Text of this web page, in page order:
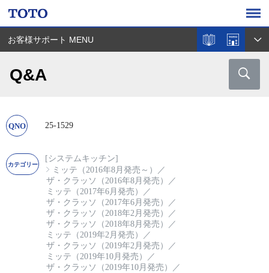
お客様サポート MENU
Q&A
25-1529
[システムキッチン]
ミッテ（2016年8月発売～）
／
ザ・クラッソ（2016年8月発売）
／
ミッテ（2017年6月発売）
／
ザ・クラッソ（2017年6月発売）
／
ザ・クラッソ（2018年2月発売）
／
ザ・クラッソ（2018年8月発売）
／
ミッテ（2019年2月発売）
／
ザ・クラッソ（2019年2月発売）
／
ミッテ（2019年10月発売）
／
ザ・クラッソ（2019年10月発売）
／